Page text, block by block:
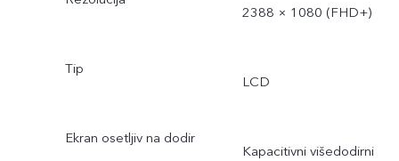
2388 × 1080 (FHD+)
Tip
LCD
Ekran osetljiv na dodir
Kapacitivni višedodirni